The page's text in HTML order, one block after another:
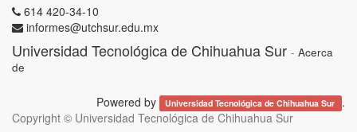
614 420-34-10
informes@utchsur.edu.mx
Universidad Tecnológica de Chihuahua Sur - Acerca
de
Powered by Universidad Tecnológica de Chihuahua Sur
.
Copyright © Universidad Tecnológica de Chihuahua Sur